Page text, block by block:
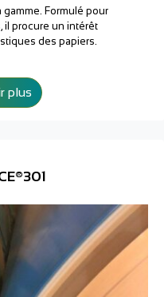
Formulé pour
il procure un intérêt
des papiers.
plus